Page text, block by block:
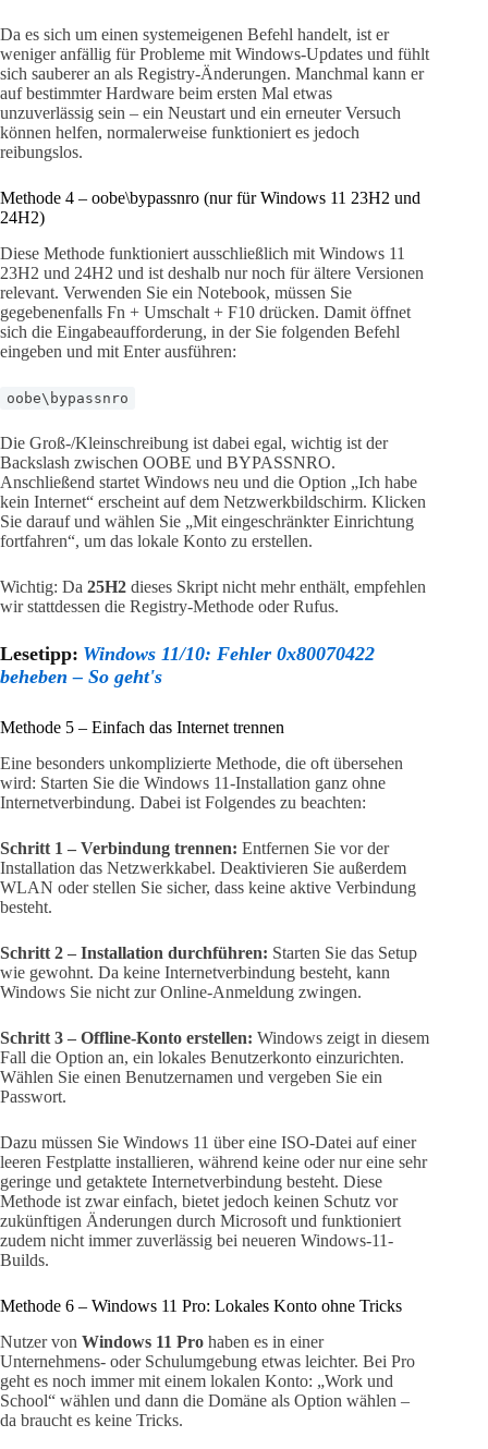
Da es sich um einen systemeigenen Befehl handelt, ist er
weniger anfällig für Probleme mit Windows-Updates und fühlt
sich sauberer an als Registry-Änderungen. Manchmal kann er
auf bestimmter Hardware beim ersten Mal etwas
unzuverlässig sein – ein Neustart und ein erneuter Versuch
können helfen, normalerweise funktioniert es jedoch
reibungslos.
Methode 4 – oobe\bypassnro (nur für Windows 11 23H2 und
24H2)
Diese Methode funktioniert ausschließlich mit Windows 11
23H2 und 24H2 und ist deshalb nur noch für ältere Versionen
relevant. Verwenden Sie ein Notebook, müssen Sie
gegebenenfalls Fn + Umschalt + F10 drücken. Damit öffnet
sich die Eingabeaufforderung, in der Sie folgenden Befehl
eingeben und mit Enter ausführen:
oobe\bypassnro
Die Groß-/Kleinschreibung ist dabei egal, wichtig ist der
Backslash zwischen OOBE und BYPASSNRO.
Anschließend startet Windows neu und die Option „Ich habe
kein Internet“ erscheint auf dem Netzwerkbildschirm. Klicken
Sie darauf und wählen Sie „Mit eingeschränkter Einrichtung
fortfahren“, um das lokale Konto zu erstellen.
Wichtig: Da 25H2 dieses Skript nicht mehr enthält, empfehlen
wir stattdessen die Registry-Methode oder Rufus.
Lesetipp: Windows 11/10: Fehler 0x80070422
beheben – So geht's
Methode 5 – Einfach das Internet trennen
Eine besonders unkomplizierte Methode, die oft übersehen
wird: Starten Sie die Windows 11-Installation ganz ohne
Internetverbindung. Dabei ist Folgendes zu beachten:
Schritt 1 – Verbindung trennen: Entfernen Sie vor der
Installation das Netzwerkkabel. Deaktivieren Sie außerdem
WLAN oder stellen Sie sicher, dass keine aktive Verbindung
besteht.
Schritt 2 – Installation durchführen: Starten Sie das Setup
wie gewohnt. Da keine Internetverbindung besteht, kann
Windows Sie nicht zur Online-Anmeldung zwingen.
Schritt 3 – Offline-Konto erstellen: Windows zeigt in diesem
Fall die Option an, ein lokales Benutzerkonto einzurichten.
Wählen Sie einen Benutzernamen und vergeben Sie ein
Passwort.
Dazu müssen Sie Windows 11 über eine ISO-Datei auf einer
leeren Festplatte installieren, während keine oder nur eine sehr
geringe und getaktete Internetverbindung besteht. Diese
Methode ist zwar einfach, bietet jedoch keinen Schutz vor
zukünftigen Änderungen durch Microsoft und funktioniert
zudem nicht immer zuverlässig bei neueren Windows-11-
Builds.
Methode 6 – Windows 11 Pro: Lokales Konto ohne Tricks
Nutzer von Windows 11 Pro haben es in einer
Unternehmens- oder Schulumgebung etwas leichter. Bei Pro
geht es noch immer mit einem lokalen Konto: „Work und
School“ wählen und dann die Domäne als Option wählen –
da braucht es keine Tricks.